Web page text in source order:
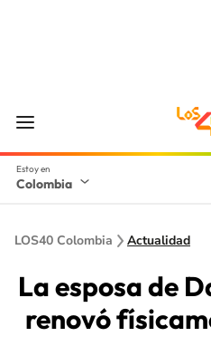
Colombia
LOS40 Colombia Actualidad
La esposa de
renovó